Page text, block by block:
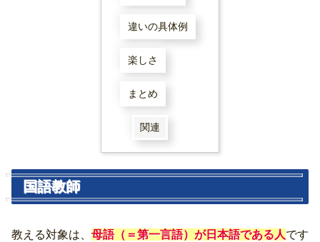
違いの具体例
楽しさ
まとめ
関連
国語教師
教える対象は、 母語（＝第一言語）が日本語である人です